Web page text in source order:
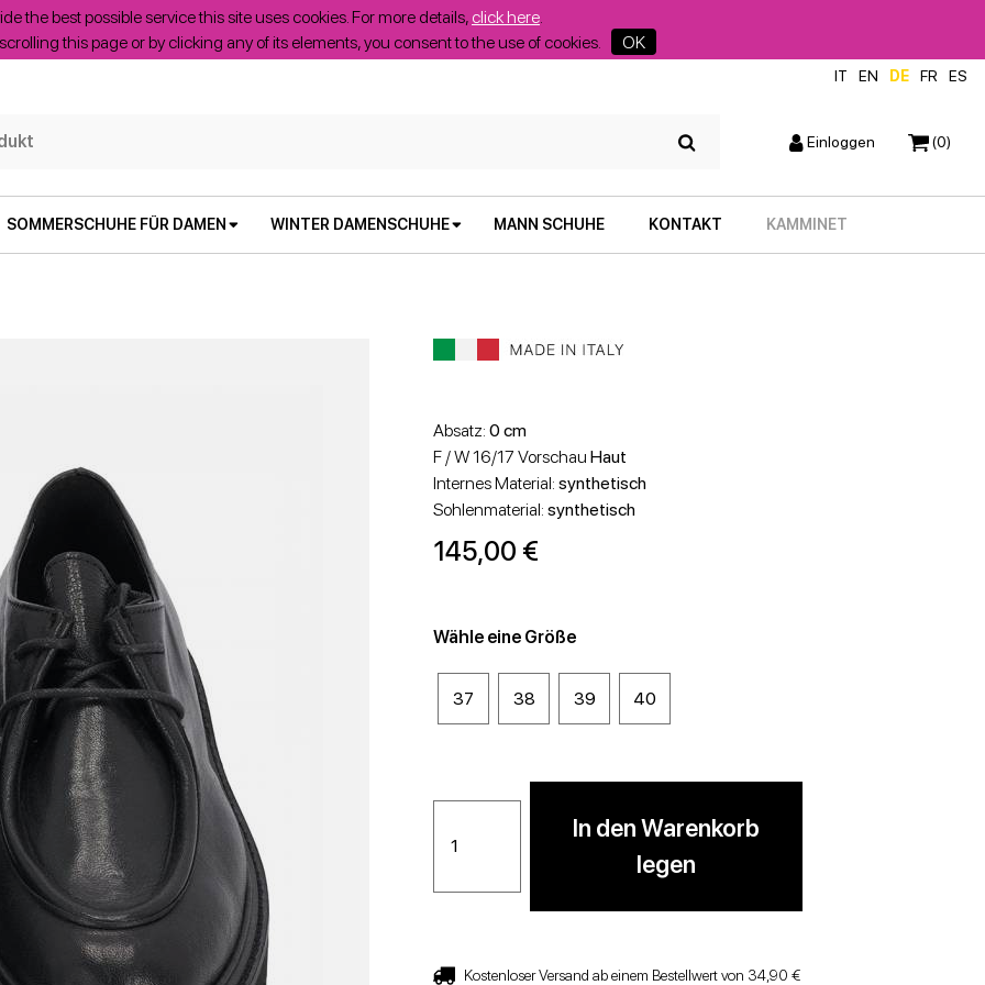
the best possible service this site uses cookies. For more details, click here.
this page or by clicking any of its elements, you consent to the use of cookies.
OK
IT EN DE FR ES
Einloggen (0)
SOMMERSCHUHE FÜR DAMEN
NIEDRIGE SANDALEN
STÖCKELSCHUHE
WINTER DAMENSCHUHE
UND STIEFELETTEN
MANN SCHUHE KONTAKT KAMMINET
Absatz:0 cm
F / W 16/17 VorschauHaut
Internes Material:synthetisch
Sohlenmaterial:synthetisch
145,00 €
Wähle eine Größe
37 38 39 40
In den Warenkorb
legen
Kostenloser Versand ab einem Bestellwert von 34,90 €